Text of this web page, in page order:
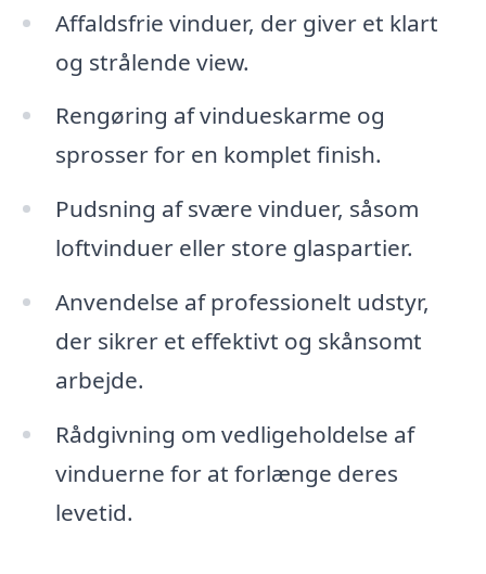
Affaldsfrie vinduer, der giver et klart
og strålende view.
Rengøring af vindueskarme og
sprosser for en komplet finish.
Pudsning af svære vinduer, såsom
loftvinduer eller store glaspartier.
Anvendelse af professionelt udstyr,
der sikrer et effektivt og skånsomt
arbejde.
Rådgivning om vedligeholdelse af
vinduerne for at forlænge deres
levetid.